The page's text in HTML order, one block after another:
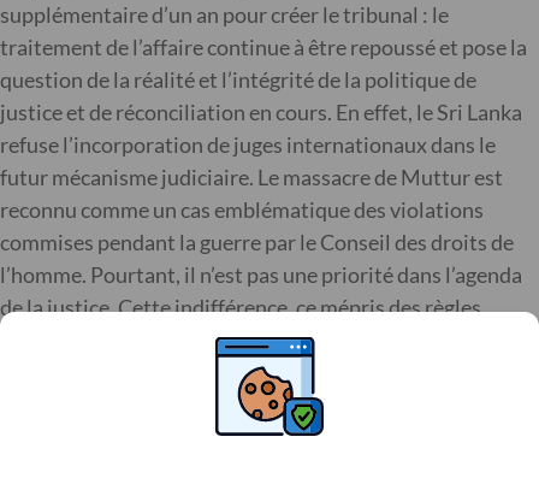
supplémentaire d’un an pour créer le tribunal : le
traitement de l’affaire continue à être repoussé et pose la
question de la réalité et l’intégrité de la politique de
justice et de réconciliation en cours. En effet, le Sri Lanka
refuse l’incorporation de juges internationaux dans le
futur mécanisme judiciaire. Le massacre de Muttur est
reconnu comme un cas emblématique des violations
commises pendant la guerre par le Conseil des droits de
l’homme. Pourtant, il n’est pas une priorité dans l’agenda
de la justice. Cette indifférence, ce mépris des règles
internationales, et l’impunité garantie pour les auteurs de
ce crime odieux sont un signal honteux vers les pays où les
populations et les humanitaires sont confrontés aux
mêmes risques et crimes.